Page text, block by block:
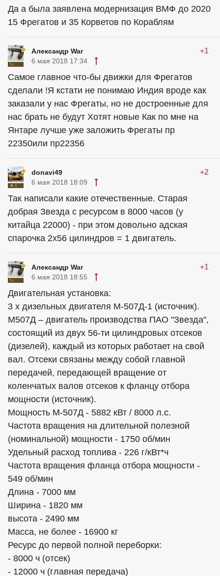
Да а была заявлена модернизация ВМФ до 2020
15 Фрегатов и 35 Корветов по Кораблям
Александр War +1
6 мая 2018 17:34
Самое главное что-бы движки для Фрегатов
сделали !Я кстати не понимаю Индия вроде как
заказали у нас Фрегаты, но не достроенные для
нас брать не будут Хотят новые Как по мне на
Янтаре лучше уже заложить Фрегаты пр
22350или пр22356
donavi49 +2
6 мая 2018 18:09
Так написали какие отечественные. Старая
добрая Звезда с ресурсом в 8000 часов (у
китайца 22000) - при этом довольно адская
спарочка 2х56 цилиндров = 1 двигатель.
Александр War +1
6 мая 2018 18:55
Двигательная установка:
3 х дизельных двигателя М-507Д-1 (источник).
М507Д – двигатель производства ПАО "Звезда",
состоящий из двух 56-ти цилиндровых отсеков
(дизелей), каждый из которых работает на свой
вал. Отсеки связаны между собой главной
передачей, передающей вращение от
коленчатых валов отсеков к фланцу отбора
мощности (источник).
Мощность М-507Д - 5882 кВт / 8000 л.с.
Частота вращения на длительной полезной
(номинальной) мощности - 1750 об/мин
Удельный расход топлива - 226 г/кВт*ч
Частота вращения фланца отбора мощности -
549 об/мин
Длина - 7000 мм
Ширина - 1820 мм
высота - 2490 мм
Масса, не более - 16900 кг
Ресурс до первой полной переборки:
- 8000 ч (отсек)
- 12000 ч (главная передача)